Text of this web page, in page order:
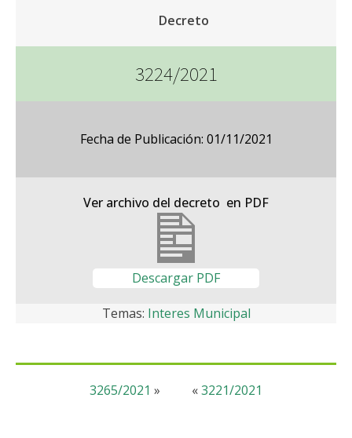
Decreto
3224/2021
Fecha de Publicación: 01/11/2021
Ver archivo del decreto en PDF
Descargar PDF
Temas: Interes Municipal
«3221/2021
3265/2021 »